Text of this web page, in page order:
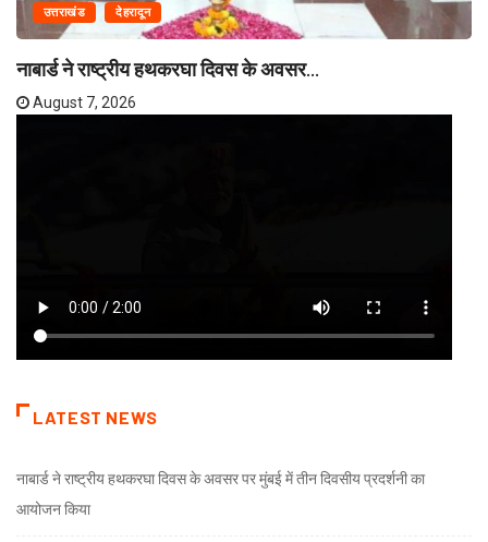
उत्तराखंड देहरादून
नाबार्ड ने राष्ट्रीय हथकरघा दिवस के अवसर...
August 7, 2026
LATEST NEWS
नाबार्ड ने राष्ट्रीय हथकरघा दिवस के अवसर पर मुंबई में तीन दिवसीय प्रदर्शनी का
आयोजन किया